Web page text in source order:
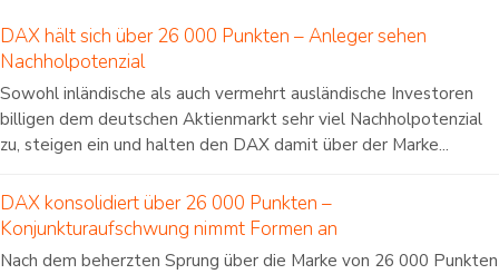
DAX hält sich über 26 000 Punkten – Anleger sehen
Nachholpotenzial
Sowohl inländische als auch vermehrt ausländische Investoren
billigen dem deutschen Aktienmarkt sehr viel Nachholpotenzial
zu, steigen ein und halten den DAX damit über der Marke...
DAX konsolidiert über 26 000 Punkten –
Konjunkturaufschwung nimmt Formen an
Nach dem beherzten Sprung über die Marke von 26 000 Punkten